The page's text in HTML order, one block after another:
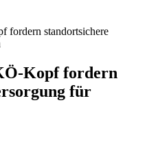
fordern standortsichere
Kopf fordern
für